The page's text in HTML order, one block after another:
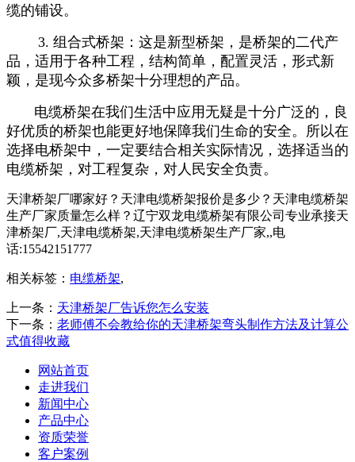
缆的铺设。
3. 组合式桥架：这是新型桥架，是桥架的二代产
品，适用于各种工程，结构简单，配置灵活，形式新
颖，是现今众多桥架十分理想的产品。
电缆桥架在我们生活中应用无疑是十分广泛的，良
好优质的桥架也能更好地保障我们生命的安全。所以在
选择电桥架中，一定要结合相关实际情况，选择适当的
电缆桥架，对工程复杂，对人民安全负责。
天津桥架厂哪家好？天津电缆桥架报价是多少？天津电缆桥架
生产厂家质量怎么样？辽宁双龙电缆桥架有限公司专业承接天
津桥架厂,天津电缆桥架,天津电缆桥架生产厂家,,电
话:15542151777
相关标签： 电缆桥架,
上一条： 天津桥架厂告诉您怎么安装
下一条： 老师傅不会教给你的天津桥架弯头制作方法及计算公
式值得收藏
网站首页
走进我们
新闻中心
产品中心
资质荣誉
客户案例